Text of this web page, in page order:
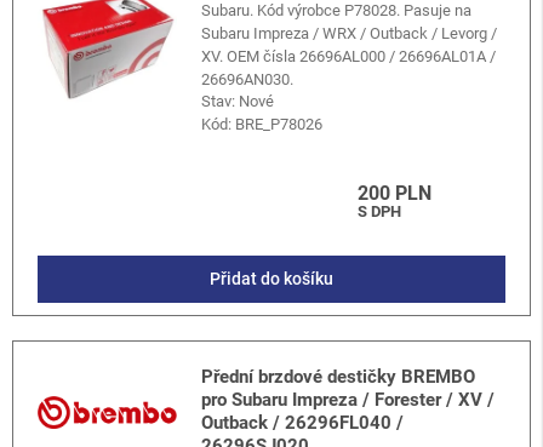
Subaru. Kód výrobce P78028. Pasuje na
Subaru Impreza / WRX / Outback / Levorg /
XV. OEM čísla 26696AL000 / 26696AL01A /
26696AN030.
Stav: Nové
Kód: BRE_P78026
200 PLN
S DPH
Přidat do košíku
Přední brzdové destičky BREMBO
pro Subaru Impreza / Forester / XV /
Outback / 26296FL040 /